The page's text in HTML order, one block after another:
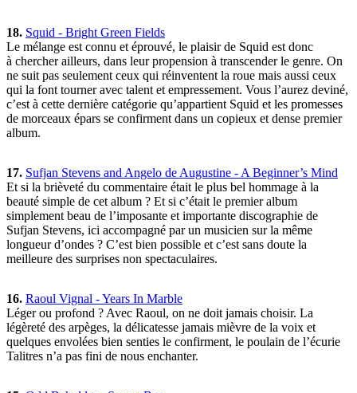
18. Squid - Bright Green Fields
Le mélange est connu et éprouvé, le plaisir de Squid est donc
à chercher ailleurs, dans leur propension à transcender le genre. On
ne suit pas seulement ceux qui réinventent la roue mais aussi ceux
qui la font tourner avec talent et empressement. Vous l’aurez deviné,
c’est à cette dernière catégorie qu’appartient Squid et les promesses
de morceaux épars se confirment dans un copieux et dense premier
album.
17. Sufjan Stevens and Angelo de Augustine - A Beginner’s Mind
Et si la brièveté du commentaire était le plus bel hommage à la
beauté simple de cet album ? Et si c’était le premier album
simplement beau de l’imposante et importante discographie de
Sufjan Stevens, ici accompagné par un musicien sur la même
longueur d’ondes ? C’est bien possible et c’est sans doute la
meilleure des surprises non spectaculaires.
16. Raoul Vignal - Years In Marble
Léger ou profond ? Avec Raoul, on ne doit jamais choisir. La
légèreté des arpèges, la délicatesse jamais mièvre de la voix et
quelques envolées bien senties le confirment, le poulain de l’écurie
Talitres n’a pas fini de nous enchanter.